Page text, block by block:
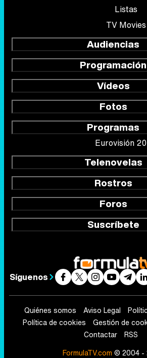
Listas
TV Movies
Audiencias
Programación
Vídeos
Fotos
Programas
Eurovisión
Telenovelas
Rostros
Foros
Suscríbete
Síguenos
Quiénes somos Aviso Legal
Política de cookies
Gestión de
Contactar
RSS
FormulaTV.com © 2004 -